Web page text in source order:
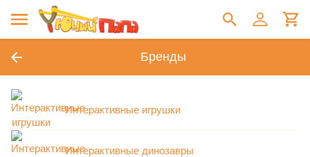
Бренды
Интерактивные игрушки
Интерактивные динозавры